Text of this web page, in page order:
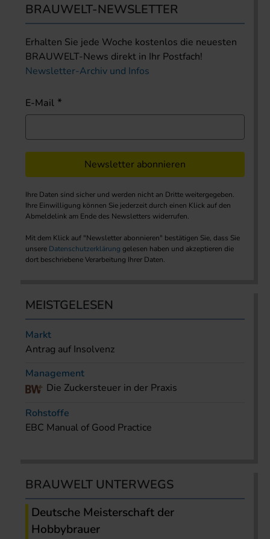
BRAUWELT-NEWSLETTER
Erhalten Sie jede Woche kostenlos die neuesten
BRAUWELT-News direkt in Ihr Postfach!
Newsletter-Archiv und Infos
E-Mail
Newsletter abonnieren
Ihre Daten sind sicher und werden nicht an Dritte weitergegeben.
Ihre Einwilligung können Sie jederzeit durch einen Klick auf den
Abmeldelink am Ende des Newsletters widerrufen.
Mit dem Klick auf "Newsletter abonnieren" bestätigen Sie, dass Sie
unsere Datenschutzerklärung gelesen haben und akzeptieren die
dort beschriebene Verarbeitung Ihrer Daten.
MEISTGELESEN
Markt
Antrag auf Insolvenz
Management
Die Zuckersteuer in der Praxis
Rohstoffe
EBC Manual of Good Practice
BRAUWELT UNTERWEGS
Deutsche Meisterschaft der
Hobbybrauer